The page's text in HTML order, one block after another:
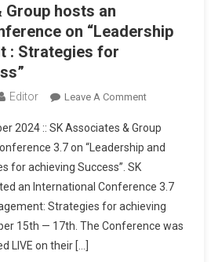
Group hosts an
on “Leadership
: Strategies for
Editor Leave A CommentOn SK
& Group
Hosts An
Conference
On
“Leadership
2024 :: SK Associates & Group
3.7 on “Leadership and
for achieving Success”. SK
an International Conference 3.7
Strategies for achieving
15th — 17th. The Conference was
LIVE on their […]